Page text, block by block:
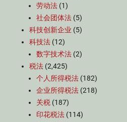
劳动法 (1)
社会团体法 (5)
科技创新企业 (5)
科技法 (12)
数字技术法 (2)
税法 (2,425)
个人所得税法 (182)
企业所得税法 (218)
关税 (187)
印花税法 (114)